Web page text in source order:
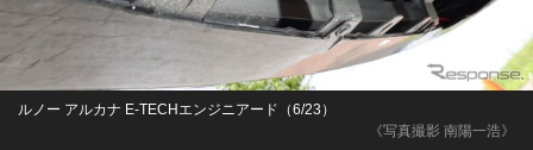
《写真撮影 南陽一浩》
ルノー アルカナ E-TECHエンジニアード（6/23）